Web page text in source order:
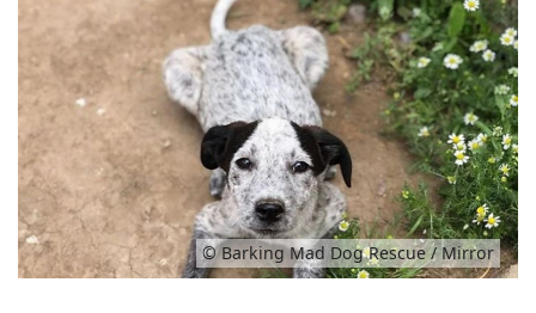
© Barking Mad Dog Rescue / Mirror